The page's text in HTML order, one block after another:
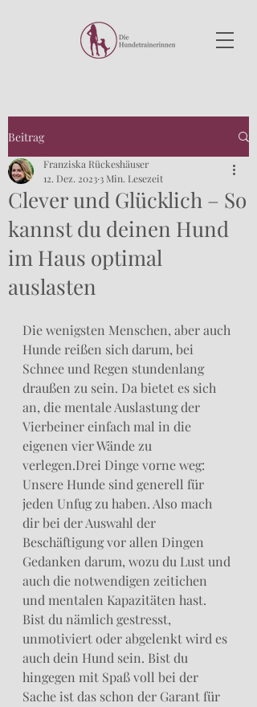
Beitrag
Clever und Glücklich – So
kannst du deinen Hund
im Haus optimal
auslasten
Franziska Rückeshäuser
12. Dez. 2023 3 Min. Lesezeit
Die wenigsten Menschen, aber auch
Hunde reißen sich darum, bei
Schnee und Regen stundenlang
draußen zu sein. Da bietet es sich
an, die mentale Auslastung der
Vierbeiner einfach mal in die
eigenen vier Wände zu
verlegen.Drei Dinge vorne weg:
Unsere Hunde sind generell für
jeden Unfug zu haben. Also mach
dir bei der Auswahl der
Beschäftigung vor allen Dingen
Gedanken darum, wozu du Lust und
auch die notwendigen zeitichen
und mentalen Kapazitäten hast.
Bist du nämlich gestresst,
unmotiviert oder abgelenkt wird es
auch dein Hund sein. Bist du
hingegen mit Spaß voll bei der
Sache ist das schon der Garant für